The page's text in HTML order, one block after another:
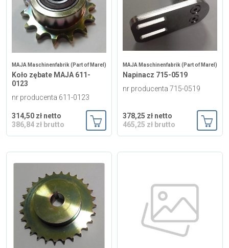
MAJA Maschinenfabrik (Part of Marel)
Koło zębate MAJA 611-
0123
nr producenta 611-0123
314,50 zł netto
386,84 zł brutto
Dodaj do koszyka
MAJA Maschinenfabrik (Part of Marel)
Napinacz 715-0519
nr producenta 715-0519
378,25 zł netto
465,25 zł brutto